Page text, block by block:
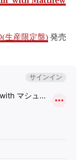
生産限定盤)発売